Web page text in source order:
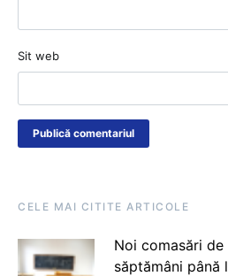
Sit web
CELE MAI CITITE ARTICOLE
Noi comasări
săptămâni până